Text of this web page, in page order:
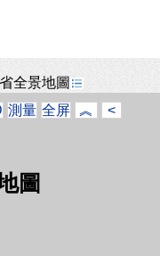
全景地圖
測量 全屏 ︽ <
圖